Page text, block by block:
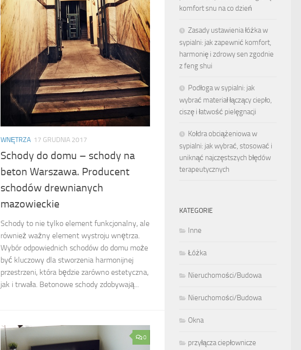
WNĘTRZA 17 GRUDNIA 2017
Schody do domu – schody na
beton Warszawa. Producent
schodów drewnianych
mazowieckie
Schody to nie tylko element funkcjonalny, ale
również ważny element wystroju wnętrza.
Wybór odpowiednich schodów do domu może
być kluczowy dla stworzenia harmonijnej
przestrzeni, która będzie zarówno estetyczna,
jak i trwała. Betonowe schody zdobywają...
0
komfort snu na co dzień
Zasady ustawienia łóżka w
sypialni: jak zapewnić komfort,
harmonię i zdrowy sen zgodnie
z feng shui
Podłoga w sypialni: jak
wybrać materiał łączący ciepło,
ciszę i łatwość pielęgnacji
Kołdra obciążeniowa w
sypialni: jak wybrać, stosować i
uniknąć najczęstszych błędów
terapeutycznych
KATEGORIE
Inne
Łóżka
Nieruchomości/Budowa
Nieruchomości/Budowa
Okna
przyłącza ciepłownicze